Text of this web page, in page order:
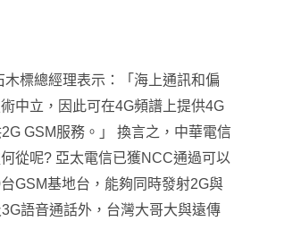
標總經理表示：「海上通訊和偏
中立，因此可在4G頻譜上提供4G
GSM服務。」 換言之，中華電信
從呢? 亞太電信已獲NCC通過可以
GSM基地台，能夠同時發射2G與
語音通話外，台灣大哥大與遠傳